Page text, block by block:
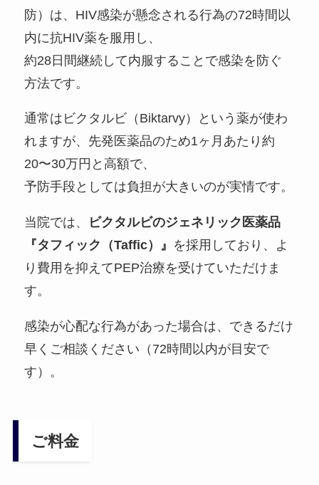
防）は、HIV感染が懸念される行為の72時間以
内に抗HIV薬を服用し、
約28日間継続して内服することで感染を防ぐ
方法です。
通常はビクタルビ（Biktarvy）という薬が使わ
れますが、先発医薬品のため1ヶ月あたり約
20〜30万円と高額で、
予防手段としては負担が大きいのが実情です。
当院では、
ビクタルビのジェネリック医薬品
『タフィック（Taffic）』 を採用しており、よ
り費用を抑えてPEP治療を受けていただけま
す。
感染が心配な行為があった場合は、できるだけ
早くご相談ください（72時間以内が目安で
す）。
ご料金